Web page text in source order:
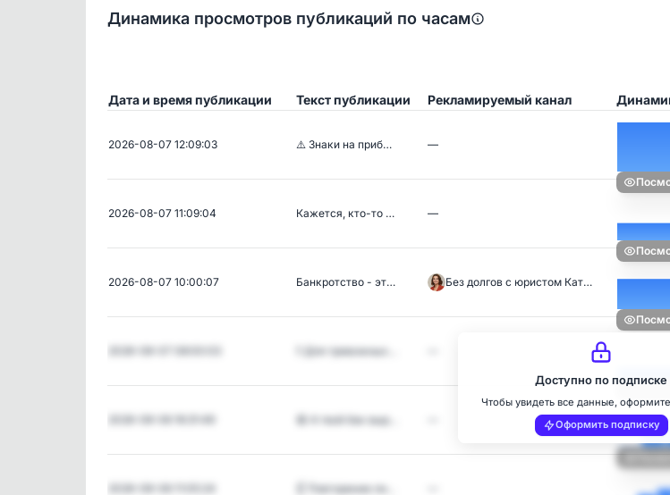
Динамика просмотров публикаций по часам
Дата и время публикации Текст публикации Рекламируемый канал
2026-08-07 12:09:03 ⚠️ Знаки на приб… —
2026-08-07 11:09:04 Кажется, кто-то … —
2026-08-07 10:00:07 Банкротство - эт… Без долгов с юристом Кат…
‼️ Для тревожных…
😆 А твой бак выр…
☝️ Повторение ли…
Доступно по подписке
Чтобы увидеть все данные,
Оформить подписку